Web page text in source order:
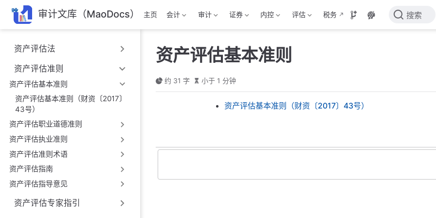
跳
至
主
內
容
审计文库（MaoDocs） 主页 会计 审计 证券 内控 评估 税务 搜索
资产评估法
资产评估准则
资产评估基本准则
资产评估基本准则（财资〔2017〕
43号）
资产评估职业道德准则
资产评估执业准则
资产评估准则术语
资产评估指南
资产评估指导意见
资产评估专家指引
资产评估基本准则
约 31 字 小于 1 分钟
资产评估基本准则（财资〔2017〕43号）